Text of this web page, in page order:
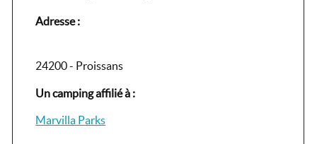
Adresse :
24200 - Proissans
Un camping affilié à :
Marvilla Parks